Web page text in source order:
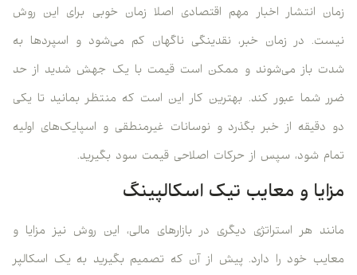
زمان انتشار اخبار مهم اقتصادی اصلا زمان خوبی برای این روش
نیست. در زمان خبر، نقدینگی ناگهان کم می‌شود و اسپردها به
شدت باز می‌شوند و ممکن است قیمت با یک جهش شدید از حد
ضرر شما عبور کند. بهترین کار این است که منتظر بمانید تا یکی
دو دقیقه از خبر بگذرد و نوسانات غیرمنطقی و اسپایک‌های اولیه
تمام شود، سپس از حرکات اصلاحی قیمت سود بگیرید.
مزایا و معایب تیک اسکالپینگ
مانند هر استراتژی دیگری در بازارهای مالی، این روش نیز مزایا و
معایب خود را دارد. پیش از آن که تصمیم بگیرید به یک اسکالپر